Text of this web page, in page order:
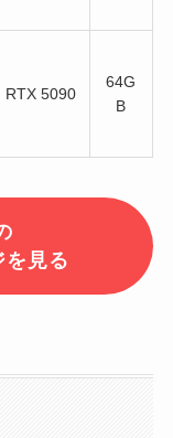
RTX 5090
64G
B
見る